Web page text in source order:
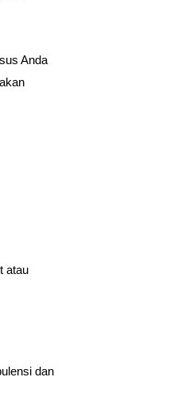
Anda
atau
dan